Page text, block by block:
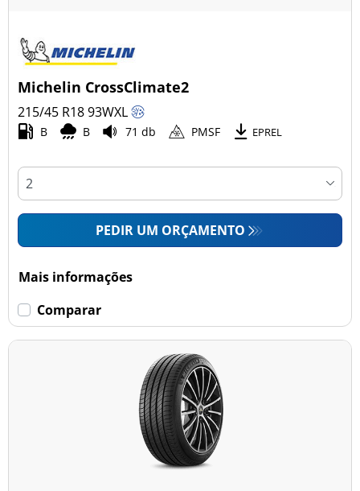
Michelin CrossClimate2
215/45 R1893WXL
B B 71 db PMSF EPREL
PEDIR UM ORÇAMENTO
Mais informações
Comparar